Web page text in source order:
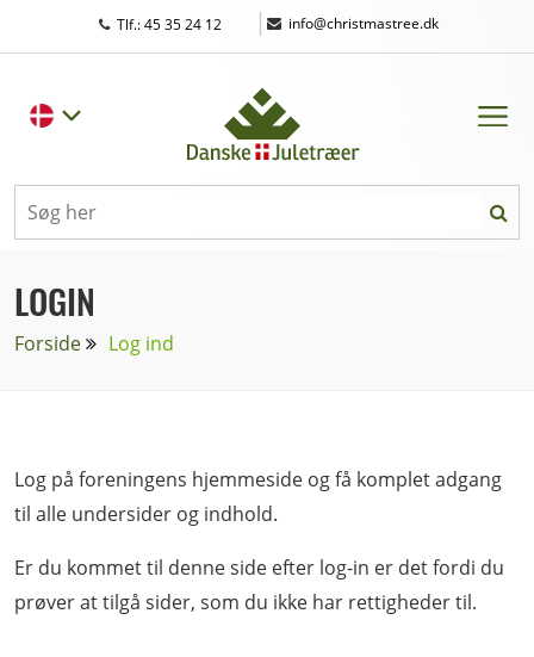
Tlf.: 45 35 24 12 | info@christmastree.dk
LOGIN
Forside Log ind
Log på foreningens hjemmeside og få komplet adgang
til alle undersider og indhold.
Er du kommet til denne side efter log-in er det fordi du
prøver at tilgå sider, som du ikke har rettigheder til.